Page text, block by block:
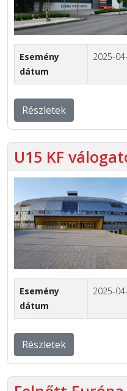
Esemény
dátum
2025-
Részletek
U15 KF
Esemény
dátum
2025-
Részletek